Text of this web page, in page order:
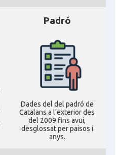
Padró
Dades del del padró de
Catalans a l'exterior des
del 2009 fins avui,
desglossat per paisos i
anys.